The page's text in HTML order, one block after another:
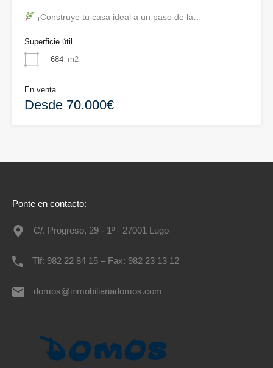
¡Construye tu casa ideal a un paso de la…
Superficie útil
684 m2
En venta
Desde 70.000€
Ponte en contacto:
C/. Progreso, 29 - 1º - 27001 Lugo
Tlf: 982 22 84 15 – Fax: 982 23 13 12
domos@inmobiliariadomos.com